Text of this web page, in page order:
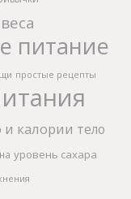
питание
простые рецепты
и калории тело
уровень сахара